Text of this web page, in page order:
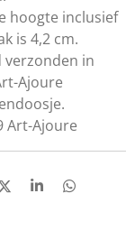
hoogte inclusief
is 4,2 cm.
verzonden in
Ajoure
Art-Ajoure
D
S
D